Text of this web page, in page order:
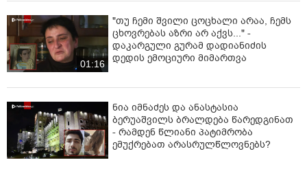
01:16
"თუ ჩემი შვილი ცოცხალი არაა, ჩემს
ცხოვრებას აზრი არ აქვს..." -
დაკარგული გურამ დადიანიძის
დედის ემოციური მიმართვა
ნია იმნაძეს და ანასტასია
ბერუაშვილს ბრალდება წარედგინათ
- რამდენ წლიანი პატიმრობა
ემუქრებათ არასრულწლოვნებს?